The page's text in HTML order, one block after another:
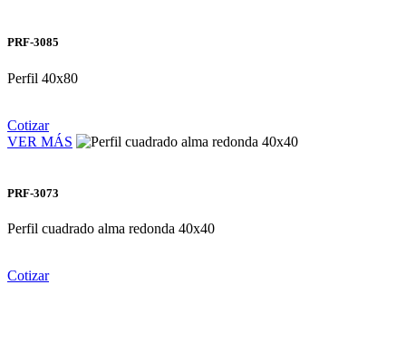
PRF-3085
Perfil 40x80
Cotizar
VER MÁS
PRF-3073
Perfil cuadrado alma redonda 40x40
Cotizar